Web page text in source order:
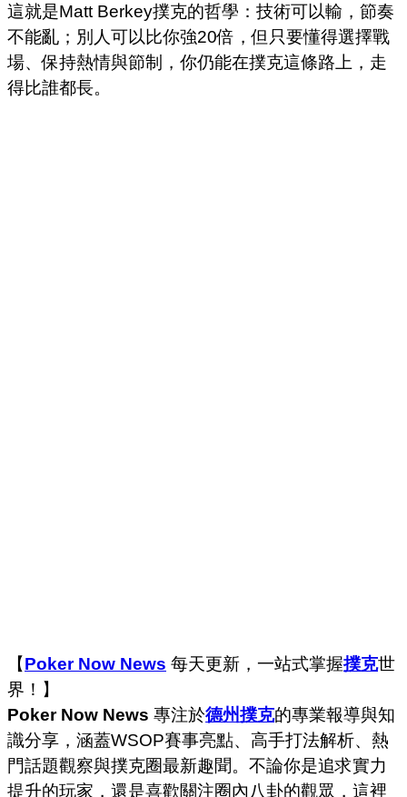
這就是Matt Berkey撲克的哲學：技術可以輸，節奏
不能亂；別人可以比你強20倍，但只要懂得選擇戰
場、保持熱情與節制，你仍能在撲克這條路上，走
得比誰都長。
【Poker Now News 每天更新，一站式掌握撲克世
界！】
Poker Now News 專注於德州撲克的專業報導與知
識分享，涵蓋WSOP賽事亮點、高手打法解析、熱
門話題觀察與撲克圈最新趣聞。不論你是追求實力
提升的玩家，還是喜歡關注圈內八卦的觀眾，這裡